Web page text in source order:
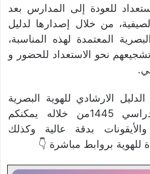
للعودة إلى المدارس بعد
من خلال إصدارها لدليل
المعتمدة لهذه المناسبة،
نحو الاستعداد للحضور و
الارشادي للهوية البصرية
لبداية العام الدراسي 1445من خلاله يمكنكم
بدقة عالية وكذلك
للهوية بروابط مباشرة 👇